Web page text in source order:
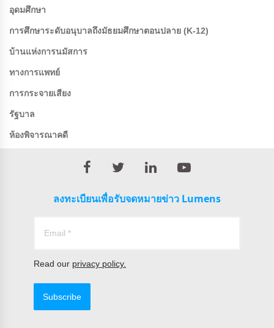
อุดมศึกษา
การศึกษาระดับอนุบาลถึงมัธยมศึกษาตอนปลาย (K-12)
บ้านแห่งการนมัสการ
ทางการแพทย์
การกระจายเสียง
รัฐบาล
ห้องพิจารณาคดี
ลงทะเบียนเพื่อรับจดหมายข่าว Lumens
Read our privacy policy.
Subscribe